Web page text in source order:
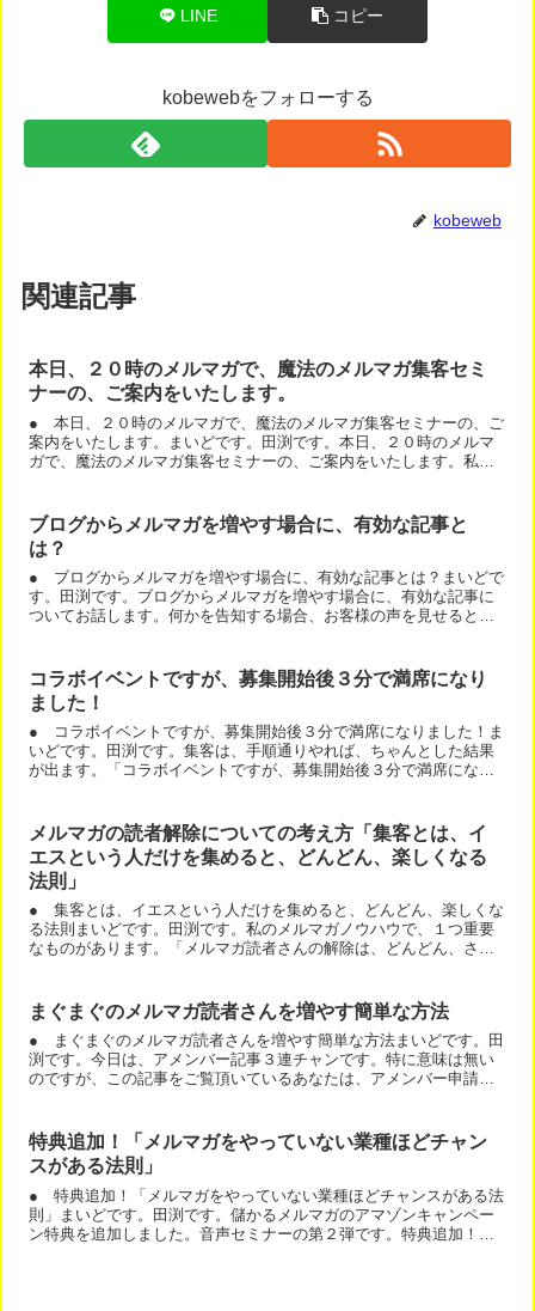
LINE コピー
kobewebをフォローする
kobeweb
関連記事
本日、２０時のメルマガで、魔法のメルマガ集客セミ
ナーの、ご案内をいたします。
● 本日、２０時のメルマガで、魔法のメルマガ集客セミナーの、ご
案内をいたします。まいどです。田渕です。本日、２０時のメルマ
ガで、魔法のメルマガ集客セミナーの、ご案内をいたします。私の
ブログからメルマガを増やす場合に、有効な記事と
は？
● ブログからメルマガを増やす場合に、有効な記事とは？まいどで
す。田渕です。ブログからメルマガを増やす場合に、有効な記事に
ついてお話します。何かを告知する場合、お客様の声を見せると集
コラボイベントですが、募集開始後３分で満席になり
ました！
● コラボイベントですが、募集開始後３分で満席になりました！ま
いどです。田渕です。集客は、手順通りやれば、ちゃんとした結果
が出ます。「コラボイベントですが、募集開始後３分で満席になり
メルマガの読者解除についての考え方「集客とは、イ
エスという人だけを集めると、どんどん、楽しくなる
法則」
● 集客とは、イエスという人だけを集めると、どんどん、楽しくな
る法則まいどです。田渕です。私のメルマガノウハウで、１つ重要
なものがあります。「メルマガ読者さんの解除は、どんどん、され
まぐまぐのメルマガ読者さんを増やす簡単な方法
● まぐまぐのメルマガ読者さんを増やす簡単な方法まいどです。田
渕です。今日は、アメンバー記事３連チャンです。特に意味は無い
のですが、この記事をご覧頂いているあなたは、アメンバー申請下
特典追加！「メルマガをやっていない業種ほどチャン
スがある法則」
● 特典追加！「メルマガをやっていない業種ほどチャンスがある法
則」まいどです。田渕です。儲かるメルマガのアマゾンキャンペー
ン特典を追加しました。音声セミナーの第２弾です。特典追加！